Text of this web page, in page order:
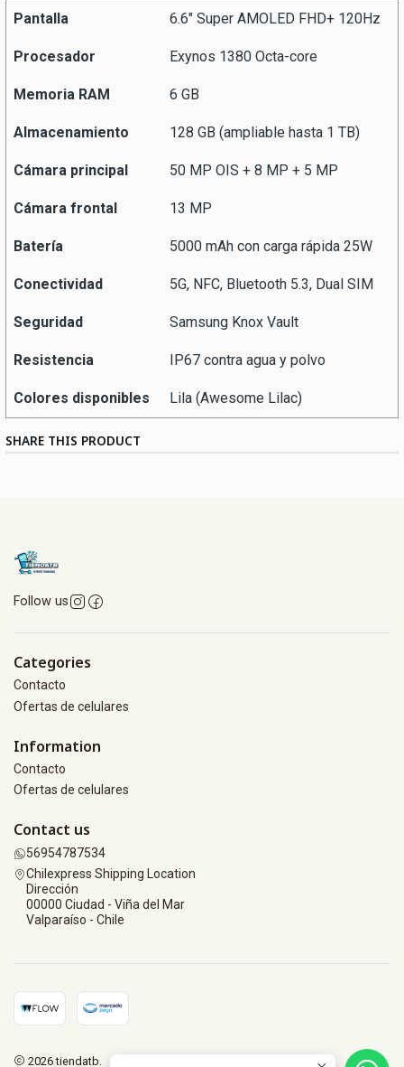
Pantalla 6.6″ Super AMOLED FHD+ 120Hz
Procesador Exynos 1380 Octa-core
Memoria RAM 6 GB
Almacenamiento 128 GB (ampliable hasta 1 TB)
Cámara principal 50 MP OIS + 8 MP + 5 MP
Cámara frontal 13 MP
Batería 5000 mAh con carga rápida 25W
Conectividad 5G, NFC, Bluetooth 5.3, Dual SIM
Seguridad Samsung Knox Vault
Resistencia IP67 contra agua y polvo
Colores disponibles Lila (Awesome Lilac)
SHARE THIS PRODUCT
Follow us
Categories
Contacto
Ofertas de celulares
Information
Contacto
Ofertas de celulares
Contact us
56954787534
Chilexpress Shipping Location
Dirección
00000 Ciudad - Viña del Mar
Valparaíso - Chile
2026 tiendatb.